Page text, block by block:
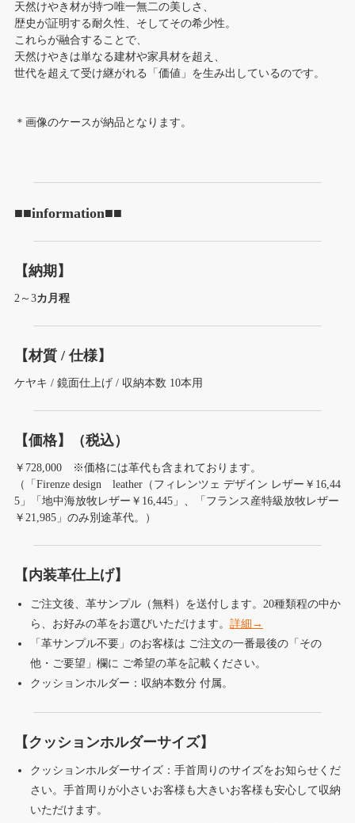
天然けやき材が持つ唯一無二の美しさ、
歴史が証明する耐久性、そしてその希少性。
これらが融合することで、
天然けやきは単なる建材や家具材を超え、
世代を超えて受け継がれる「価値」を生み出しているのです。
＊画像のケースが納品となります。
■■information■■
【納期】
2～3カ月程
【材質 / 仕様】
ケヤキ / 鏡面仕上げ / 収納本数 10本用
【価格】（税込）
￥728,000 ※価格には革代も含まれております。
（「Firenze design leather（フィレンツェ デザイン レザー￥16,44
5」「地中海放牧レザー￥16,445」、「フランス産特級放牧レザー
￥21,985」のみ別途革代。）
【内装革仕上げ】
ご注文後、革サンプル（無料）を送付します。20種類程の中か
ら、お好みの革をお選びいただけます。 詳細→
「革サンプル不要」のお客様は ご注文の一番最後の「その
他・ご要望」欄に ご希望の革を記載ください。
クッションホルダー：収納本数分 付属。
【クッションホルダーサイズ】
クッションホルダーサイズ：手首周りのサイズをお知らせくだ
さい。手首周りが小さいお客様も大きいお客様も安心して収納
いただけます。